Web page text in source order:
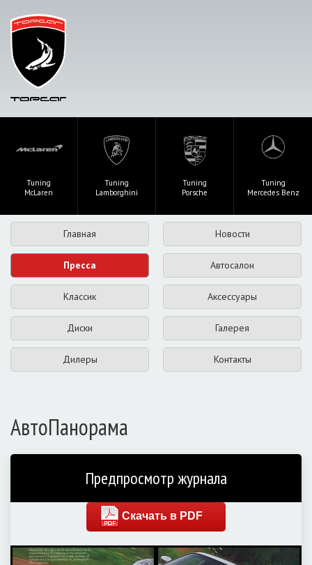
Tuning
McLaren
Tuning
Lamborghini
Tuning
Porsche
Tuning
Mercedes Benz
Главная Новости
Пресса Автосалон
Классик Аксессуары
Диски Галерея
Дилеры Контакты
АвтоПанорама
Предпросмотр журнала
Скачать в PDF